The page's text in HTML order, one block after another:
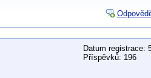
Datum registrace:
Příspěvků: 196